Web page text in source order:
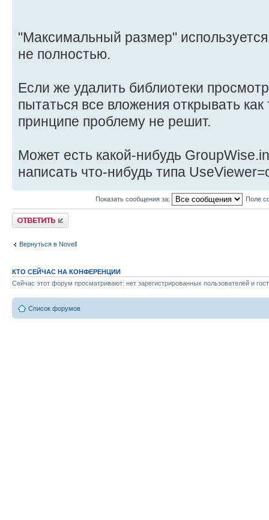
"Максимальный размер"
не полностью.
Если же удалить библиотеки
пытаться все вложения открывать
принципе проблему не решит.
Может есть какой-нибудь
написать что-нибудь типа
Показать сообщения за: Поле
Ответить
Вернуться в Novell
КТО СЕЙЧАС НА КОНФЕРЕНЦИИ
Сейчас этот форум просматривают: нет зарегистрированных пользователей и
Список форумов